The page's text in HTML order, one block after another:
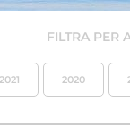
FILTRA PER
2021 2020